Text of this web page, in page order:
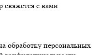
с вами
обработку персональных